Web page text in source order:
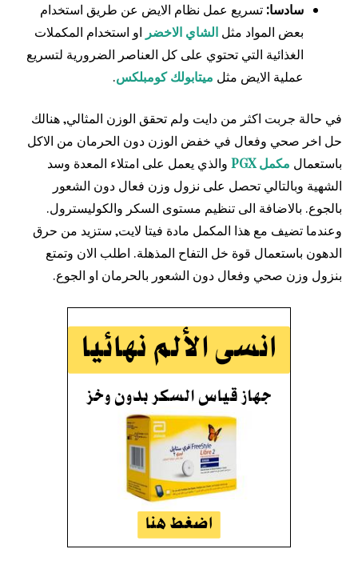
سادسا: تسريع عمل نظام الايض عن طريق استخدام
بعض المواد مثل الشاي الاخضر او استخدام المكملات
الغذائية التي تحتوي على كل العناصر الضرورية لتسريع
عملية الايض مثل ميتابولك كومبلكس.
في حالة جربت اكثر من دايت ولم تحقق الوزن المثالي, هنالك
حل اخر صحي وفعال في خفض الوزن دون الحرمان من الاكل
باستعمال مكمل PGX
والذي يعمل على امتلاء المعدة وسد
الشهية وبالتالي تحصل على نزول وزن فعال دون الشعور
بالجوع. بالاضافة الى تنظيم مستوى السكر والكوليسترول.
وعندما تضيف مع هذا المكمل مادة فيتا لايت, ستزيد من حرق
الدهون باستعمال قوة خل التفاح المذهلة. اطلب الان وتمتع
بنزول وزن صحي وفعال دون الشعور بالحرمان او الجوع.